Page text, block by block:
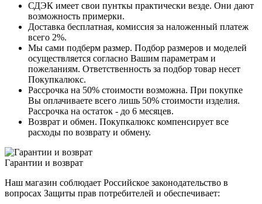
СДЭК имеет свои пунткы практически везде. Они дают
возможность примерки.
Доставка бесплатная, комиссия за наложенный платеж
всего 2%.
Мы сами подберм размер. Подбор размеров и моделей
осуществляется согласно Вашим параметрам и
пожеланиям. Ответственность за подбор товар несет
Покупкалюкс.
Рассрочка на 50% стоимости возможна. При покупке
Вы оплачиваете всего лишь 50% стоимости изделия.
Рассрочка на остаток - до 6 месяцев.
Возврат и обмен. Покупкалюкс компенсирует все
расходы по возврату и обмену.
Гарантии и возврат
Наш магазин соблюдает Российское законодательство в
вопросах Защиты прав потребителей и обеспечивает: